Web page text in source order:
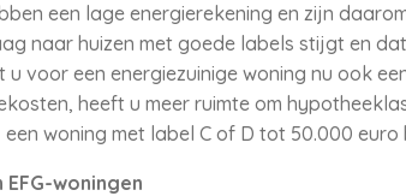
een lage energierekening en zijn
naar huizen met goede labels stijgt en
voor een energiezuinige woning nu ook
heeft u meer ruimte om
woning met label C of D tot 50.000 euro
woningen